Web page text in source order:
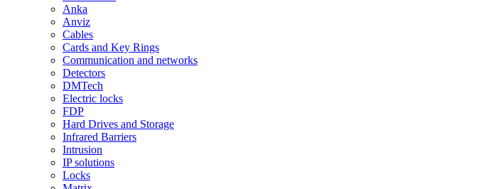
Anka
Anviz
Cables
Cards and Key Rings
Communication and networks
Detectors
DMTech
Electric locks
FDP
Hard Drives and Storage
Infrared Barriers
Intrusion
IP solutions
Locks